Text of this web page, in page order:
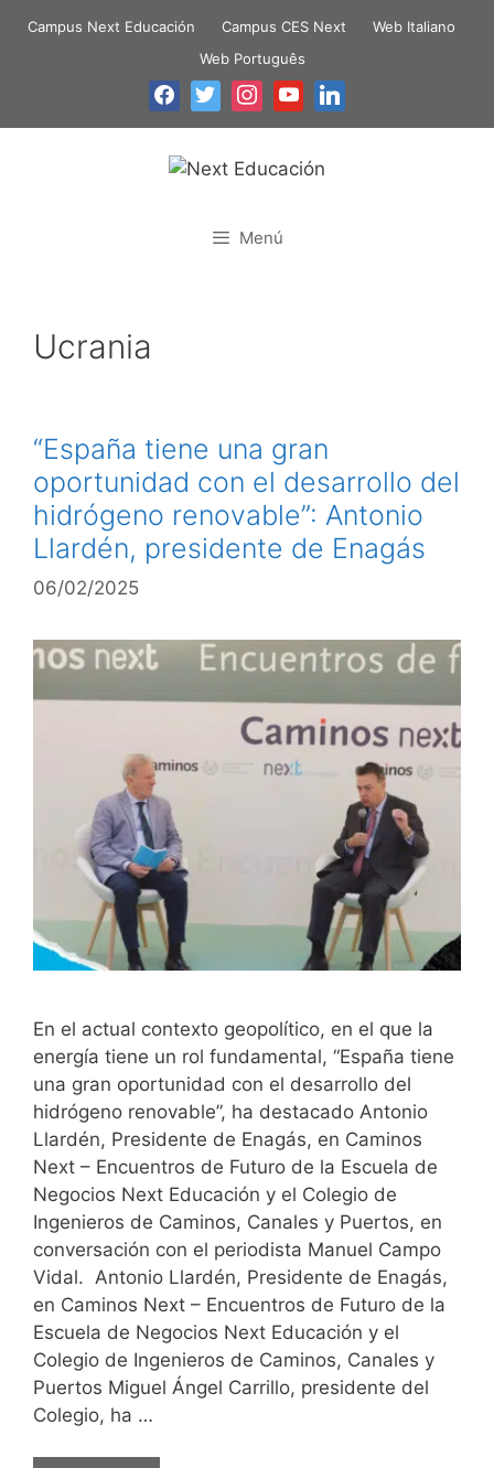
Campus Next Educación Campus CES Next
Web Italiano
Web Português
Menú
Ucrania
“España tiene una gran
oportunidad con el desarrollo del
hidrógeno renovable”: Antonio
Llardén, presidente de Enagás
06/02/2025
En el actual contexto geopolítico, en el que la
energía tiene un rol fundamental, “España tiene
una gran oportunidad con el desarrollo del
hidrógeno renovable”, ha destacado Antonio
Llardén, Presidente de Enagás, en Caminos
Next – Encuentros de Futuro de la Escuela de
Negocios Next Educación y el Colegio de
Ingenieros de Caminos, Canales y Puertos, en
conversación con el periodista Manuel Campo
Vidal. Antonio Llardén, Presidente de Enagás,
en Caminos Next – Encuentros de Futuro de la
Escuela de Negocios Next Educación y el
Colegio de Ingenieros de Caminos, Canales y
Puertos Miguel Ángel Carrillo, presidente del
Colegio, ha …